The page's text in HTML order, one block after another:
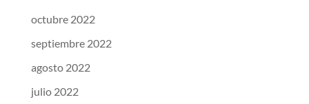
octubre 2022
septiembre 2022
agosto 2022
julio 2022